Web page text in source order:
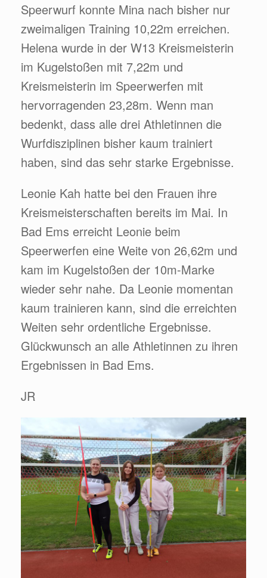
Speerwurf konnte Mina nach bisher nur
zweimaligen Training 10,22m erreichen.
Helena wurde in der W13 Kreismeisterin
im Kugelstoßen mit 7,22m und
Kreismeisterin im Speerwerfen mit
hervorragenden 23,28m. Wenn man
bedenkt, dass alle drei Athletinnen die
Wurfdisziplinen bisher kaum trainiert
haben, sind das sehr starke Ergebnisse.
Leonie Kah hatte bei den Frauen ihre
Kreismeisterschaften bereits im Mai. In
Bad Ems erreicht Leonie beim
Speerwerfen eine Weite von 26,62m und
kam im Kugelstoßen der 10m-Marke
wieder sehr nahe. Da Leonie momentan
kaum trainieren kann, sind die erreichten
Weiten sehr ordentliche Ergebnisse.
Glückwunsch an alle Athletinnen zu ihren
Ergebnissen in Bad Ems.
JR